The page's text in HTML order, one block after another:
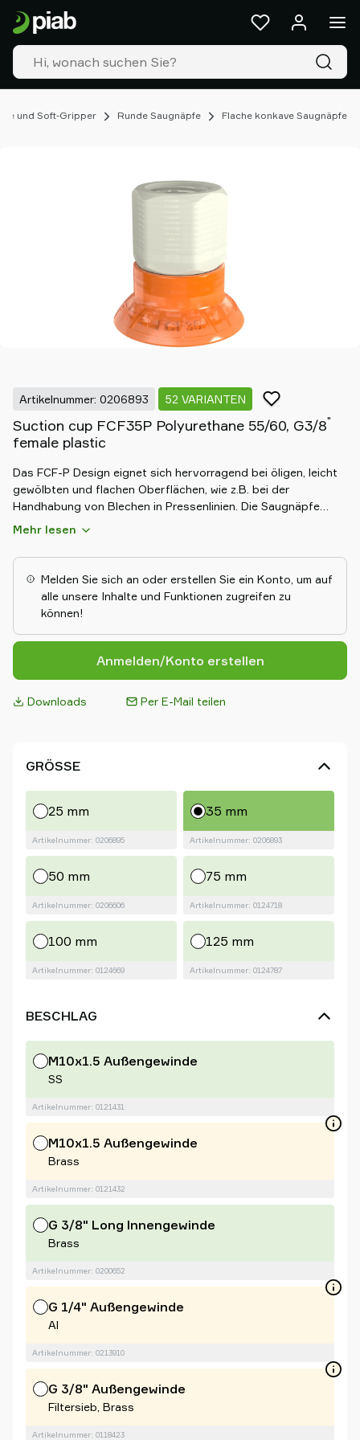
und Soft-Gripper Runde Saugnäpfe Flache konkave Saugnäpfe
Artikelnummer: 0206893 52 VARIANTEN
Suction cup FCF35P Polyurethane 55/60, G3/8"
female plastic
Das FCF-P Design eignet sich hervorragend bei öligen, leicht
gewölbten und flachen Oberflächen, wie z.B. bei der
Handhabung von Blechen in Pressenlinien. Die Saugnäpfe
haben Abstützrippen die verhindern, dass dünne Objekte
durch die Elastizität von Gummi in Verbindung mit der
Verschleißfestigkeit des Polyurethans und hinterlässt keine
Materialspuren auf den zu handhabenden Objekten.
Mehr lesen
Melden Sie sich an oder erstellen Sie ein Konto, um auf
alle unsere Inhalte und Funktionen zugreifen zu
können!
Anmelden/Konto erstellen
Downloads Per E-Mail teilen
GRÖSSE
25 mm
Artikelnummer: 0206895
35 mm
Artikelnummer: 0206893
50 mm
Artikelnummer: 0206606
75 mm
Artikelnummer: 0124718
100 mm
Artikelnummer: 0124669
125 mm
Artikelnummer: 0124787
BESCHLAG
M10x1.5 Außengewinde
SS
Artikelnummer: 0121431
M10x1.5 Außengewinde
Brass
Artikelnummer: 0121432
G 3/8" Long Innengewinde
Brass
Artikelnummer: 0200652
G 1/4" Außengewinde
Al
Artikelnummer: 0213910
G 3/8" Außengewinde
Filtersieb, Brass
Artikelnummer: 0118423
Produkte
&
Lösungen
Industrien
Unsere
Ressourcen